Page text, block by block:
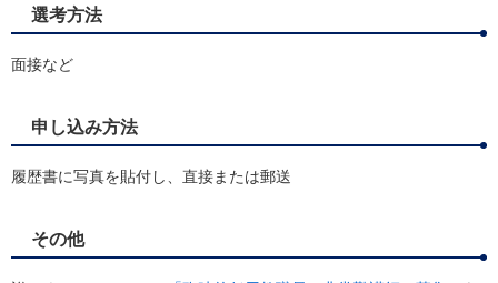
選考方法
面接など
申し込み方法
履歴書に写真を貼付し、直接または郵送
その他